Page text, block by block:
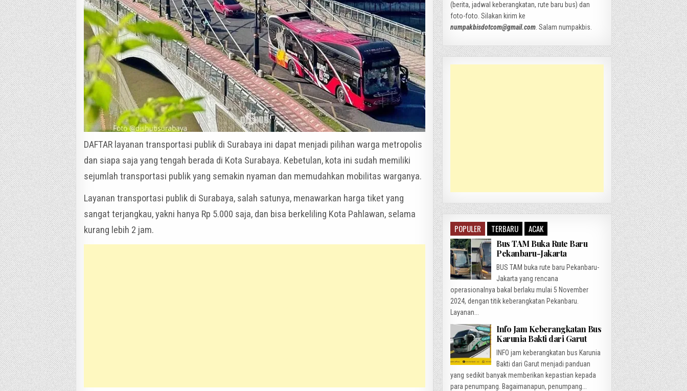
DAFTAR layanan transportasi publik di Surabaya ini dapat menjadi pilihan warga metropolis
dan siapa saja yang tengah berada di Kota Surabaya. Kebetulan, kota ini sudah memiliki
sejumlah transportasi publik yang semakin nyaman dan memudahkan mobilitas warganya.
Layanan transportasi publik di Surabaya, salah satunya, menawarkan harga tiket yang
sangat terjangkau, yakni hanya Rp 5.000 saja, dan bisa berkeliling Kota Pahlawan, selama
kurang lebih 2 jam.
(berita, jadwal keberangkatan, rute baru bus) dan
foto-foto. Silakan kirim ke
numpakbisdotcom@gmail.com . Salam numpakbis.
POPULER TERBARU ACAK
Bus TAM Buka Rute Baru
Pekanbaru-Jakarta
BUS TAM buka rute baru Pekanbaru-
Jakarta yang rencana
operasionalnya bakal berlaku mulai 5 November
2024, dengan titik keberangkatan Pekanbaru.
Layanan...
Info Jam Keberangkatan Bus
Karunia Bakti dari Garut
INFO jam keberangkatan bus Karunia
Bakti dari Garut menjadi panduan
yang sedikit banyak memberikan kepastian kepada
para penumpang. Bagaimanapun, penumpang...